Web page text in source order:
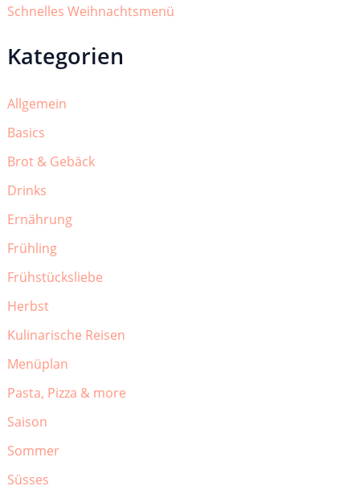
Schnelles Weihnachtsmenü
Kategorien
Allgemein
Basics
Brot & Gebäck
Drinks
Ernährung
Frühling
Frühstücksliebe
Herbst
Kulinarische Reisen
Menüplan
Pasta, Pizza & more
Saison
Sommer
Süsses